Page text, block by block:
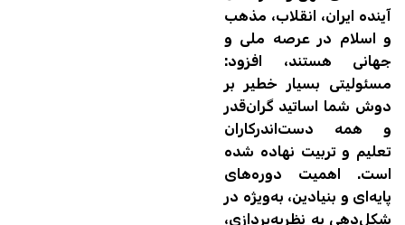
آینده ایران، انقلاب، مذهب
و اسلام در عرصه ملی و
جهانی هستند، افزود:
مسئولیتی بسیار خطیر بر
دوش شما اساتید گران‌قدر
و همه دست‌اندرکاران
تعلیم و تربیت نهاده شده
است. اهمیت دوره‌های
پایه‌ای و بنیادین، به‌ویژه در
شکل‌دهی به نظریه‌پردازی،